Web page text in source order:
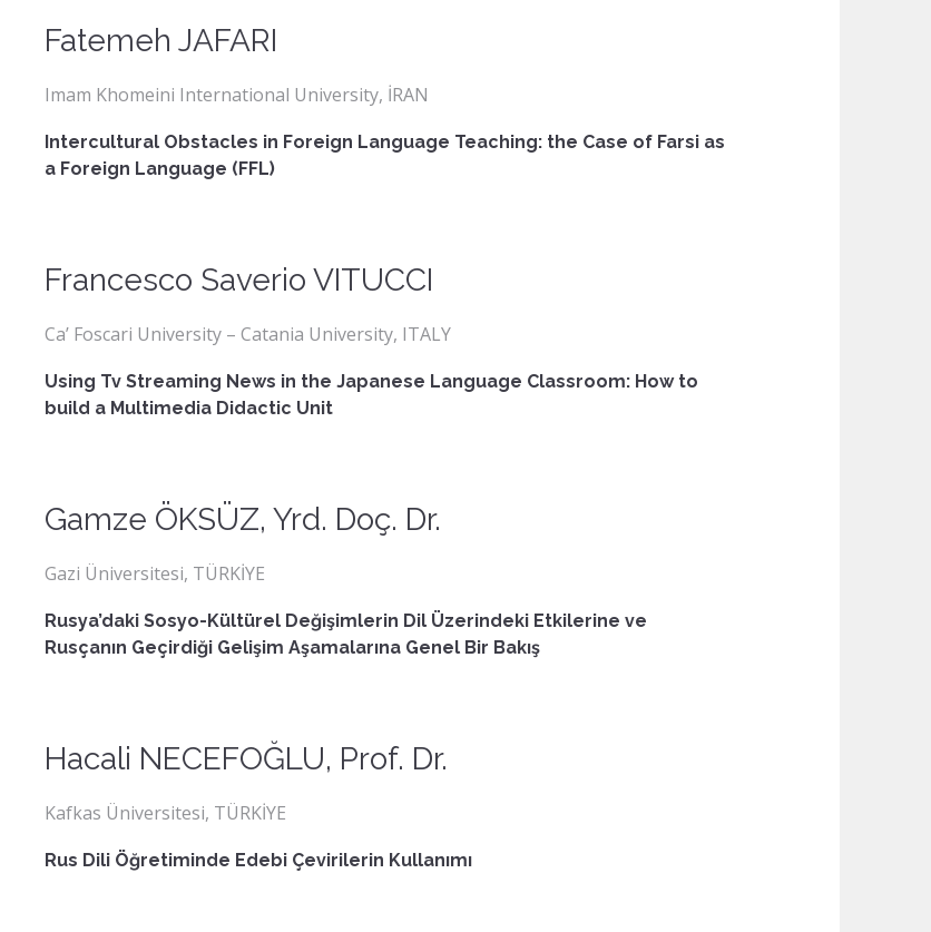
Fatemeh JAFARI
Imam Khomeini International University, İRAN
Intercultural Obstacles in Foreign Language Teaching: the Case of Farsi as
a Foreign Language (FFL)
Francesco Saverio VITUCCI
Ca’ Foscari University – Catania University, ITALY
Using Tv Streaming News in the Japanese Language Classroom: How to
build a Multimedia Didactic Unit
Gamze ÖKSÜZ, Yrd. Doç. Dr.
Gazi Üniversitesi, TÜRKİYE
Rusya’daki Sosyo-Kültürel Değişimlerin Dil Üzerindeki Etkilerine ve
Rusçanın Geçirdiği Gelişim Aşamalarına Genel Bir Bakış
Hacali NECEFOĞLU, Prof. Dr.
Kafkas Üniversitesi, TÜRKİYE
Rus Dili Öğretiminde Edebi Çevirilerin Kullanımı